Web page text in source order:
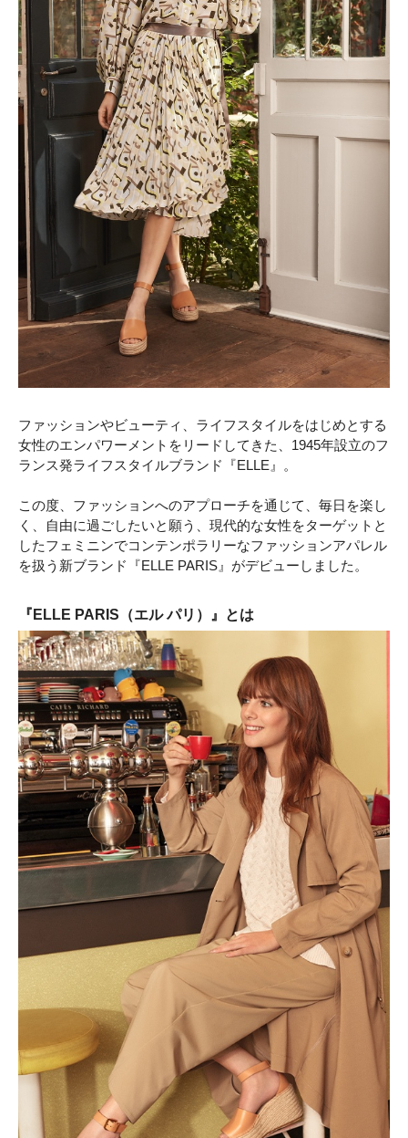
ファッションやビューティ、ライフスタイルをはじめとする
女性のエンパワーメントをリードしてきた、1945年設立のフ
ランス発ライフスタイルブランド『ELLE』。
この度、ファッションへのアプローチを通じて、毎日を楽し
く、自由に過ごしたいと願う、現代的な女性をターゲットと
したフェミニンでコンテンポラリーなファッションアパレル
を扱う新ブランド『ELLE PARIS』がデビューしました。
『ELLE PARIS（エル パリ）』とは